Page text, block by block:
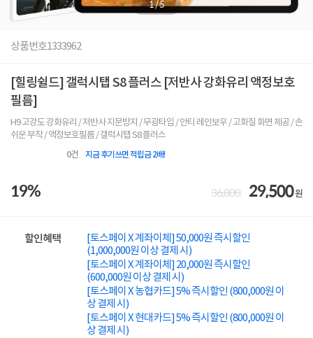
1/5
상품번호1333962
[힐링쉴드] 갤럭시탭 S8 플러스 [저반사 강화유리 액정보호
필름]
H9 고강도 강화유리 / 저반사 지문방지 / 무광타입 / 안티 레인보우 / 고화질 화면 제공 / 손
쉬운 부착 / 액정보호필름 / 갤럭시탭 S8 플러스
0건 지금 후기쓰면 적립금 2배!
19% 36,800 29,500원
할인혜택
[토스페이 X 계좌이체] 50,000원 즉시할인
(1,000,000원 이상 결제 시)
[토스페이 X 계좌이체] 20,000원 즉시할인
(600,000원 이상 결제 시)
[토스페이 X 농협카드] 5% 즉시할인 (800,000원 이
상 결제 시)
[토스페이 X 현대카드] 5% 즉시할인 (800,000원 이
상 결제 시)